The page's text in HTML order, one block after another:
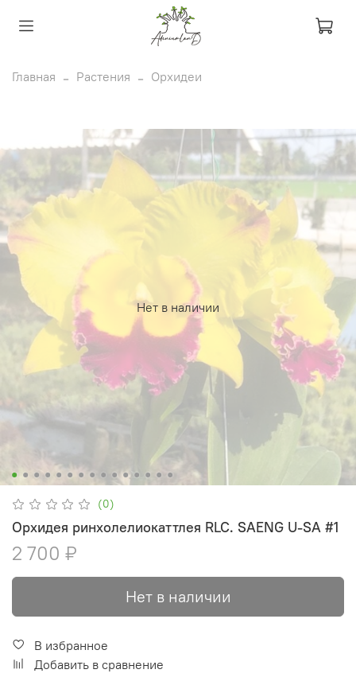
Главная Растения Орхидеи
Нет в наличии
(0)
Орхидея ринхолелиокаттлея RLC. SAENG U-SA #1
2 700 ₽
Нет в наличии
В избранное
Добавить в сравнение